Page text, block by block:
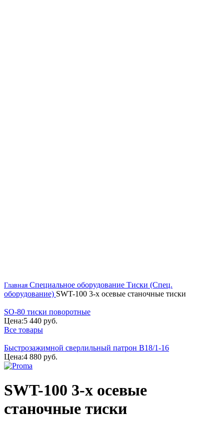
Главная Специальное оборудование Тиски (Спец.
оборудование) SWT-100 3-х осевые станочные тиски
SO-80 тиски поворотные
Цена:5 440 руб.
Все товары
Быстрозажимной сверлильный патрон B18/1-16
Цена:4 880 руб.
SWT-100 3-х осевые
станочные тиски